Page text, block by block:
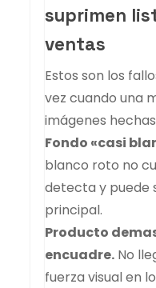
suprimen
ventas
Estos son los
vez cuando una
imágenes
Fondo «casi
blanco roto no
detecta y puede
principal.
Producto
encuadre. No
fuerza visual en